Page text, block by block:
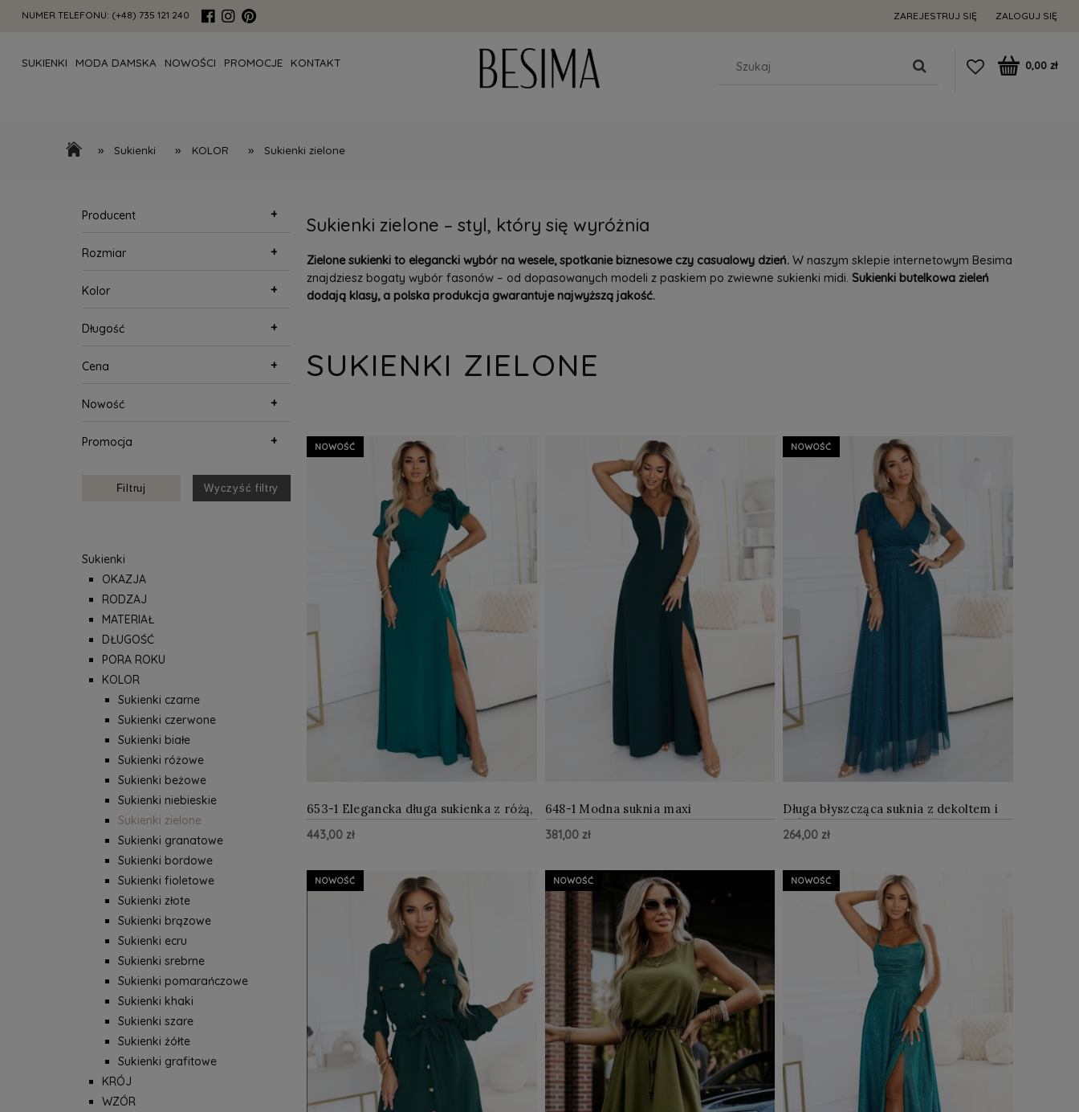
NUMER TELEFONU: (+48) 735 121 240 ZAREJESTRUJ SIĘ ZALOGUJ SIĘ
SUKIENKI MODA DAMSKA NOWOŚCI PROMOCJE KONTAKT 0,00 zł
» Sukienki » KOLOR » Sukienki zielone
Producent +
Rozmiar +
Kolor +
Długość +
Cena +
Nowość +
Promocja +
Filtruj Wyczyść filtry
Sukienki
OKAZJA
RODZAJ
MATERIAŁ
DŁUGOŚĆ
PORA ROKU
KOLOR
Sukienki czarne
Sukienki czerwone
Sukienki białe
Sukienki różowe
Sukienki beżowe
Sukienki niebieskie
Sukienki zielone
Sukienki granatowe
Sukienki bordowe
Sukienki fioletowe
Sukienki złote
Sukienki brązowe
Sukienki ecru
Sukienki srebrne
Sukienki pomarańczowe
Sukienki khaki
Sukienki szare
Sukienki żółte
Sukienki grafitowe
KRÓJ
WZÓR
Sukienki zielone – styl, który się wyróżnia
Zielone sukienki to elegancki wybór na wesele, spotkanie biznesowe czy casualowy dzień. W naszym sklepie internetowym Besima
znajdziesz bogaty wybór fasonów – od dopasowanych modeli z paskiem po zwiewne sukienki midi. Sukienki butelkowa zieleń
dodają klasy, a polska produkcja gwarantuje najwyższą jakość.
SUKIENKI ZIELONE
653-1 Elegancka długa sukienka z różą,
paskiem i wysokim rozcięciem -
butelkowa zieleń
443,00 zł
Do Koszyka
NOWOŚĆ
648-1 Modna suknia maxi
podkreślająca sylwetkę z rozcięciem na
nogę - butelkowa zieleń
381,00 zł
Do Koszyka ZOBACZ WIĘCEJ
Długa błyszcząca suknia z dekoltem i
krótkim rękawkiem Zieleń Butelkowa
264,00 zł
Do Koszyka
NOWOŚĆ
NOWOŚĆ NOWOŚĆ NOWOŚĆ